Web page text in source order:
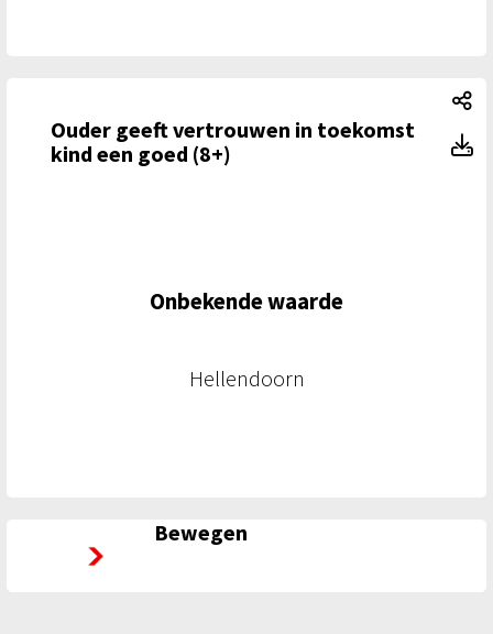
Ouder geeft vertrouwen in toekomst
kind een goed (8+)
Hellendoorn
Onbekende waarde
Bewegen
Bewegen